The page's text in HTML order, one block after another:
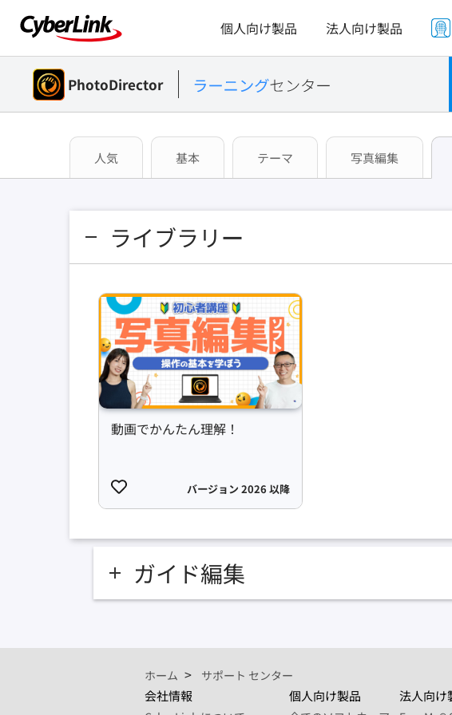
個人向け製品 法人向け製品
PhotoDirector
人気 基本 テーマ 写真編集
ライブラリー
動画でかんたん理解！
バージョン 2026 以降
ガイド編集
ホーム サポート センター
会社情報 個人向け製品 法人向け